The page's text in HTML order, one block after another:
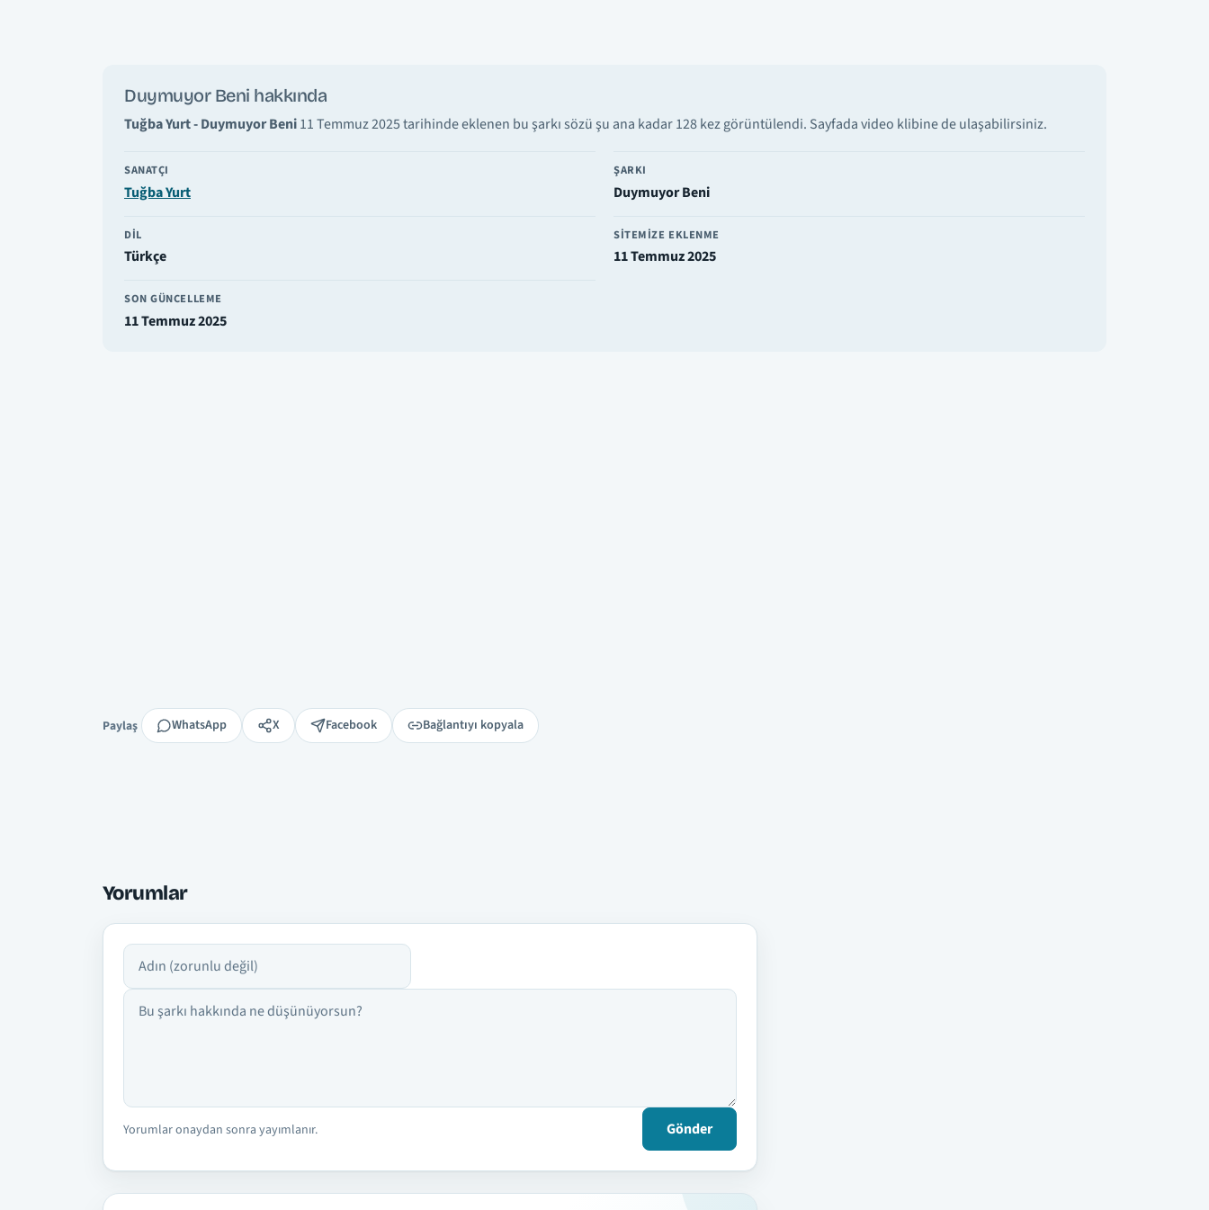
Duymuyor Beni hakkında
Tuğba Yurt - Duymuyor Beni11 Temmuz 2025 tarihinde eklenen bu şarkı sözü şu ana kadar 128 kez görüntülendi. Sayfada video klibine de ulaşabilirsiniz.
SANATÇI
Tuğba Yurt
ŞARKI
Duymuyor Beni
DIL
Türkçe
SITEMIZE EKLENME
11 Temmuz 2025
SON GÜNCELLEME
11 Temmuz 2025
Paylaş
Paylaş WhatsApp X Facebook Bağlantıyı kopyala
Yorumlar
Adın
Yorumun
Yorumlar onaydan sonra yayımlanır. Gönder